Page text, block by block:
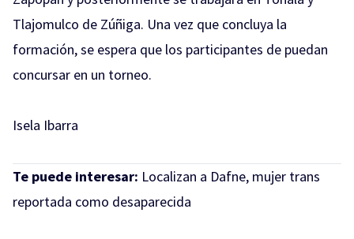
Tlajomulco de Zúñiga. Una vez que concluya la
formación, se espera que los participantes de puedan
concursar en un torneo.
Isela Ibarra
Te puede interesar: Localizan a Dafne, mujer trans
reportada como desaparecida